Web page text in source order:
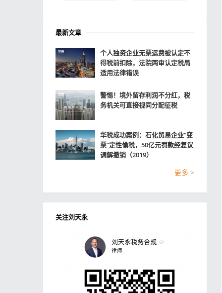
最新文章
个人独资企业无票运费被认定不
得税前扣除，法院两审认定税局
适用法律错误
警惕！境外留存利润不分红，税
务机关可直接视同分配征税
华税成功案例：石化贸易企业“变
票”定性偷税，50亿元罚款经复议
调解撤销（2019）
更多 >
关注刘天永